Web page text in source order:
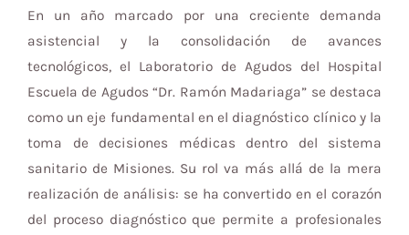
En un año marcado por una creciente demanda
asistencial y la consolidación de avances
tecnológicos, el Laboratorio de Agudos del Hospital
Escuela de Agudos “Dr. Ramón Madariaga” se destaca
como un eje fundamental en el diagnóstico clínico y la
toma de decisiones médicas dentro del sistema
sanitario de Misiones. Su rol va más allá de la mera
realización de análisis: se ha convertido en el corazón
del proceso diagnóstico que permite a profesionales